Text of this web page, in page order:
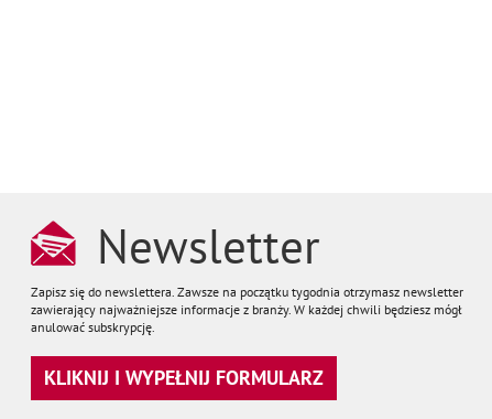
Newsletter
Zapisz się do newslettera. Zawsze na początku tygodnia otrzymasz newsletter
zawierający najważniejsze informacje z branży. W każdej chwili będziesz mógł
anulować subskrypcję.
KLIKNIJ I WYPEŁNIJ FORMULARZ